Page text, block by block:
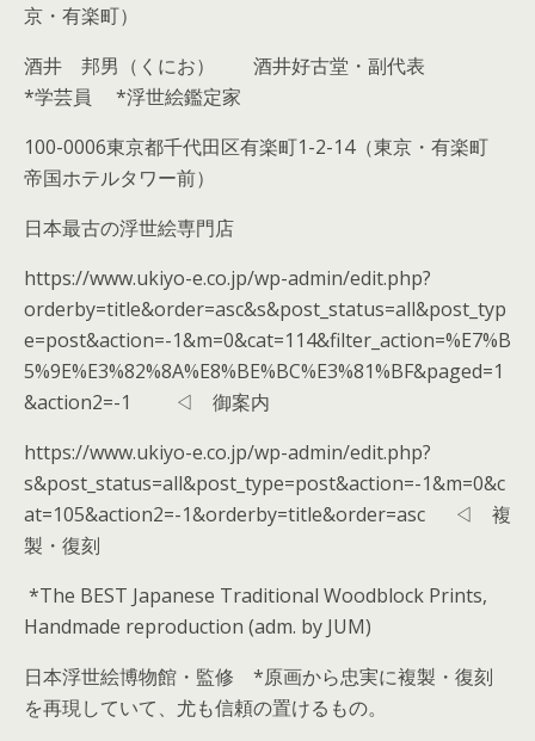
京・有楽町）
酒井 邦男（くにお） 酒井好古堂・副代表
*学芸員 *浮世絵鑑定家
100-0006東京都千代田区有楽町1-2-14（東京・有楽町
帝国ホテルタワー前）
日本最古の浮世絵専門店
https://www.ukiyo-e.co.jp/wp-admin/edit.php?
orderby=title&order=asc&s&post_status=all&post_typ
e=post&action=-1&m=0&cat=114&filter_action=%E7%B
5%9E%E3%82%8A%E8%BE%BC%E3%81%BF&paged=1
&action2=-1 ◁ 御案内
https://www.ukiyo-e.co.jp/wp-admin/edit.php?
s&post_status=all&post_type=post&action=-1&m=0&c
at=105&action2=-1&orderby=title&order=asc ◁ 複
製・復刻
*The BEST Japanese Traditional Woodblock Prints,
Handmade reproduction (adm. by JUM)
日本浮世絵博物館・監修 *原画から忠実に複製・復刻
を再現していて、尤も信頼の置けるもの。